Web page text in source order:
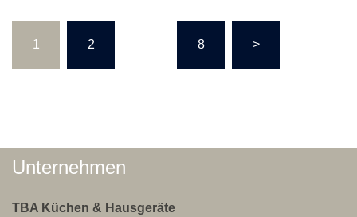
Seitennummerierung
1 2 8 >
Unternehmen
TBA Küchen & Hausgeräte